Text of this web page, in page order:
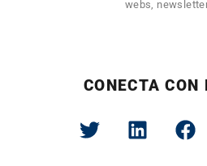
webs,
CONECTA CON